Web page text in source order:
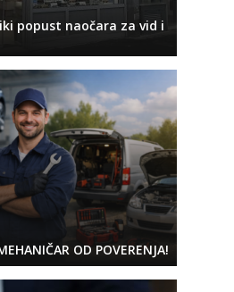
popust naočara za vid i
OD POVERENJA!